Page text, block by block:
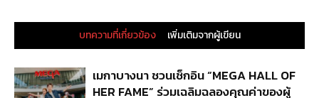
บทความที่เกี่ยวข้อง เพิ่มเติมจากผู้เขียน
เมกาบางนา ชวนเช็กอิน “MEGA HALL OF
HER FAME” ร่วมเฉลิมฉลองคุณค่าของผู้